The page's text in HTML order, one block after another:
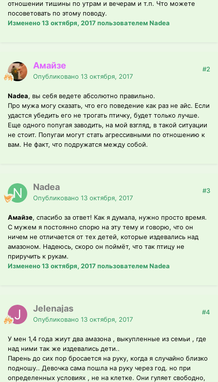
отношении тишины по утрам и вечерам и т.п. Что можете
посоветовать по этому поводу.
Изменено13 октября, 2017 пользователем Nadea
Амайзе
Опубликовано 13 октября, 2017
#2
Nadea, вы себя ведете абсолютно правильно.
Про мужа могу сказать, что его поведение как раз не айс. Если
удастся убедить его не трогать птичку, будет только лучше.
Еще одного попугая заводить, на мой взгляд, в такой ситуации
не стоит. Попугаи могут стать агрессивными по отношению к
вам. Не факт, что подружатся между собой.
Nadea
Опубликовано 13 октября, 2017
#3
Амайзе, спасибо за ответ! Как я думала, нужно просто время.
С мужем я постоянно спорю на эту тему и говорю, что он
ничем не отличается от тех детей, которые издевались над
амазоном. Надеюсь, скоро он поймёт, что так птицу не
приручить к рукам.
Изменено13 октября, 2017 пользователем Nadea
Jelenajas
Опубликовано 13 октября, 2017
#4
У мен 1,4 года жиут два амазона , выкупленные из семьи , где
над ними так же издевались дети..
Парень до сих пор бросается на руку, когда я случайно близко
подношу.. Девочка сама пошла на руку через год. но при
определенных условиях , не на клетке. Они гуляет свободно,